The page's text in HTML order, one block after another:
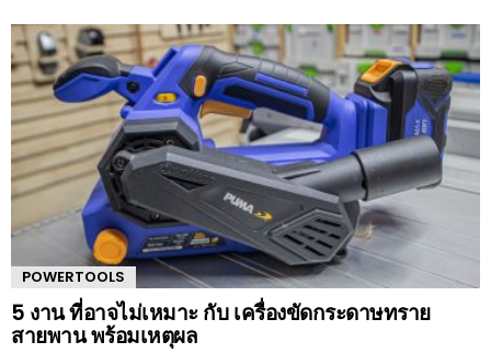
POWERTOOLS
5 งาน ที่อาจไม่เหมาะ กับ เครื่องขัดกระดาษทราย
สายพาน พร้อมเหตุผล